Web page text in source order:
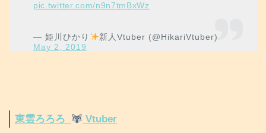
pic.twitter.com/n9n7tmBxWz
— 姫川ひかり
新人Vtuber (@HikariVtuber)
May 2, 2019
東雲ろろろ Vtuber